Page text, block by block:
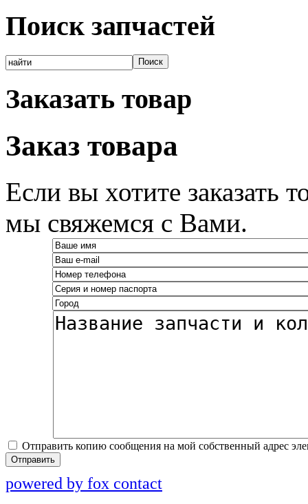
Поиск запчастей
Заказать товар
Заказ товара
Если вы хотите заказать
мы свяжемся с Вами.
Отправить копию сообщения на мой собственный адрес
Отправить
powered by fox contact